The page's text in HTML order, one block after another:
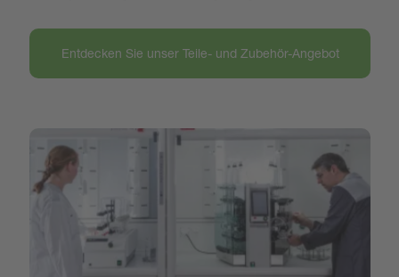
Entdecken Sie unser Teile- und Zubehör-Angebot